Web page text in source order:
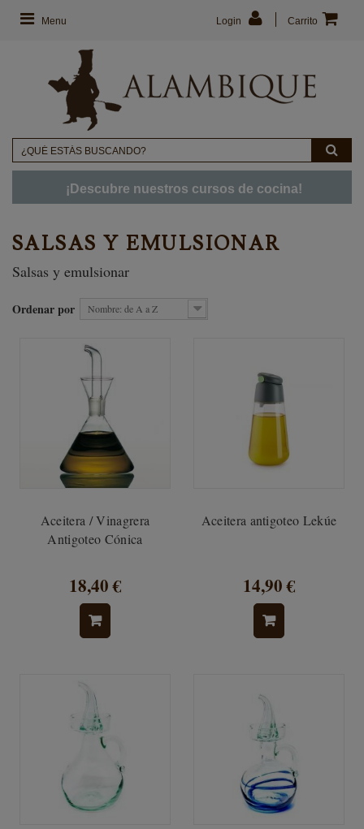
Menu Carrito
Login
¡Descubre nuestros cursos de cocina!
SALSAS Y EMULSIONAR
Salsas y emulsionar
Ordenar por Nombre: de A a Z
Aceitera / Vinagrera
Antigoteo Cónica
18,40 €
Aceitera antigoteo Lekúe
14,90 €